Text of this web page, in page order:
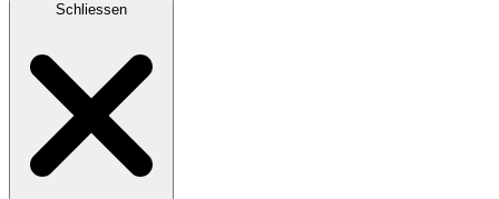
Schliessen